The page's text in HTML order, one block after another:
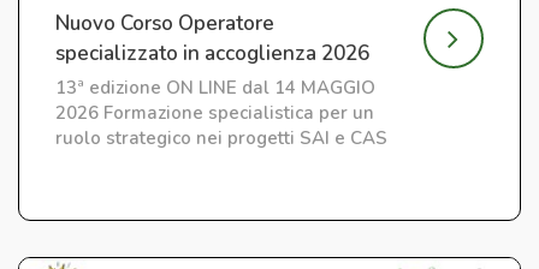
Nuovo Corso Operatore
specializzato in accoglienza 2026
13ª edizione ON LINE dal 14 MAGGIO
2026 Formazione specialistica per un
ruolo strategico nei progetti SAI e CAS